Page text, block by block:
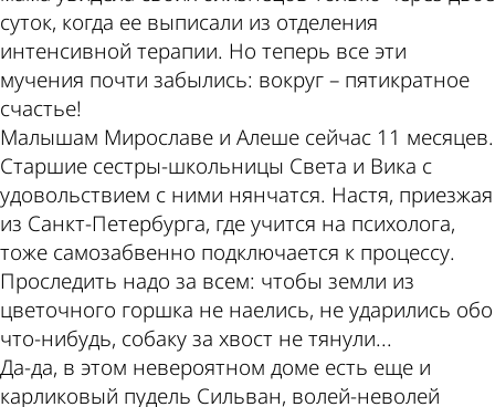
суток, когда ее выписали из отделения
интенсивной терапии. Но теперь все эти
мучения почти забылись: вокруг – пятикратное
счастье!
Малышам Мирославе и Алеше сейчас 11 месяцев.
Старшие сестры-школьницы Света и Вика с
удовольствием с ними нянчатся. Настя, приезжая
из Санкт-Петербурга, где учится на психолога,
тоже самозабвенно подключается к процессу.
Проследить надо за всем: чтобы земли из
цветочного горшка не наелись, не ударились обо
что-нибудь, собаку за хвост не тянули...
Да-да, в этом невероятном доме есть еще и
карликовый пудель Сильван, волей-неволей